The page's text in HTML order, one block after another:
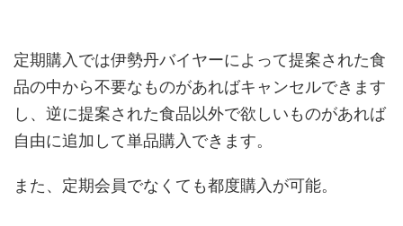
定期購入では伊勢丹バイヤーによって提案された食
品の中から不要なものがあればキャンセルできます
し、逆に提案された食品以外で欲しいものがあれば
自由に追加して単品購入できます。
また、定期会員でなくても都度購入が可能。